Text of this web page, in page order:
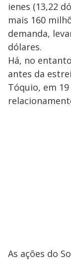
ienes (13,22
mais 160
demanda,
dólares.
Há, no
antes da
Tóquio, em
As ações do